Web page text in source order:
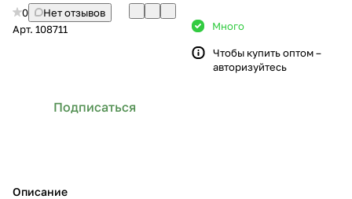
0
Нет отзывов
Арт. 108711
Подписаться
Описание
Много
Чтобы купить оптом –
авторизуйтесь